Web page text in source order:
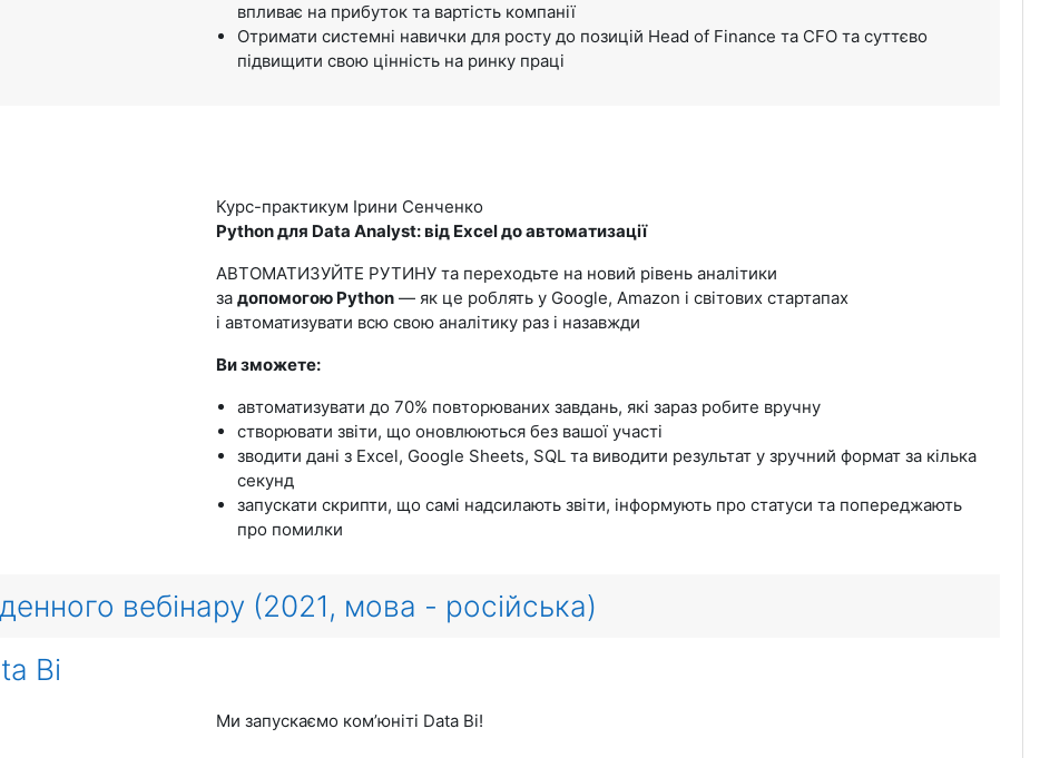
впливає на прибуток та вартість компанії
Отримати системні навички для росту до позицій Head of Finance та CFO та суттєво
підвищити свою цінність на ринку праці
Курс-практикум Ірини Сенченко
Python для Data Analyst: від Excel до автоматизації
АВТОМАТИЗУЙТЕ РУТИНУ та переходьте на новий рівень аналітики
задопомогою Python — як це роблять у Google, Amazon і світових стартапах
і автоматизувати всю свою аналітику раз і назавжди
Ви зможете:
автоматизувати до 70% повторюваних завдань, які зараз робите вручну
створювати звіти, що оновлюються без вашої участі
зводити дані з Excel, Google Sheets, SQL та виводити результат у зручний формат за кілька
секунд
запускати скрипти, що самі надсилають звіти, інформують про статуси та попереджають
про помилки
вебінару (2021, мова - російська)
Bi
Ми запускаємо комʼюніті Data Bi!